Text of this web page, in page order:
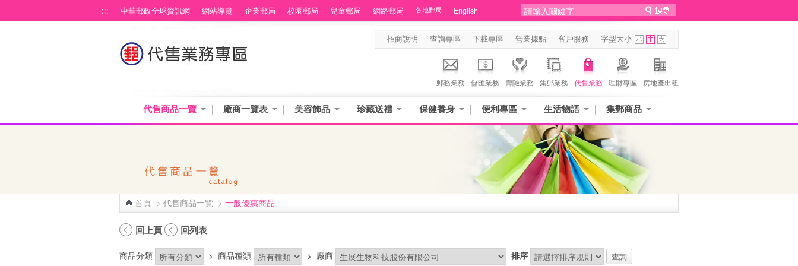
::: 中華郵政全球資訊網 網站導覽 企業郵局 校園郵局 兒童郵局 網路郵局 各地郵局 English
招商說明 查詢專區 下載專區 營業據點 客戶服務 字型大小
郵務業務 儲匯業務 壽險業務 集郵業務 代售業務 理財專區 房地產出租
代售商品一覽 廠商一覽表 美容飾品 珍藏送禮 保健養身 便利專區 生活物語 集郵商品
首頁 > 代售商品一覽 > 一般優惠商品
回上頁 回列表
商品分類 > 商品種類 > 廠商 排序